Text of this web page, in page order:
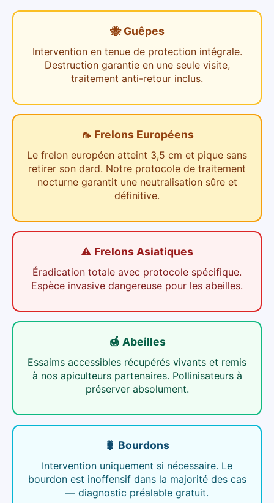
🐝 Guêpes
Intervention en tenue de protection intégrale.
Destruction garantie en une seule visite,
traitement anti-retour inclus.
🦟 Frelons Européens
Le frelon européen atteint 3,5 cm et pique sans
retirer son dard. Notre protocole de traitement
nocturne garantit une neutralisation sûre et
définitive.
⚠️ Frelons Asiatiques
Éradication totale avec protocole spécifique.
Espèce invasive dangereuse pour les abeilles.
🍯 Abeilles
Essaims accessibles récupérés vivants et remis
à nos apiculteurs partenaires. Pollinisateurs à
préserver absolument.
🐛 Bourdons
Intervention uniquement si nécessaire. Le
bourdon est inoffensif dans la majorité des cas
— diagnostic préalable gratuit.